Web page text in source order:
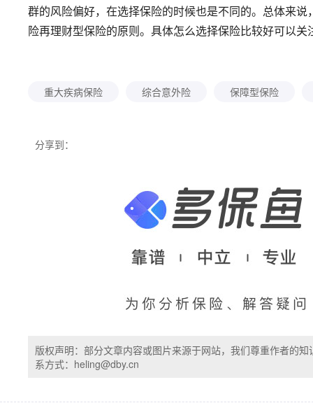
群的风险偏好，在选择保险的时候也是不同的。总体来
险再理财型保险的原则。具体怎么选择保险比较好可以
版权声明：部分文章内容或图片来源于网站，我们尊重作者的
系方式：heling@dby.cn
分享到：
重大疾病保险 综合意外险 保障型保险